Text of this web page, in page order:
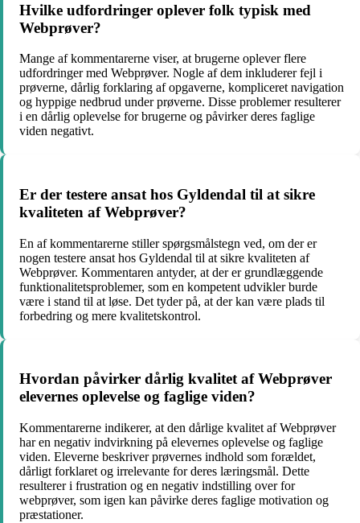
Hvilke udfordringer oplever folk typisk med
Webprøver?
Mange af kommentarerne viser, at brugerne oplever flere
udfordringer med Webprøver. Nogle af dem inkluderer fejl i
prøverne, dårlig forklaring af opgaverne, kompliceret navigation
og hyppige nedbrud under prøverne. Disse problemer resulterer
i en dårlig oplevelse for brugerne og påvirker deres faglige
viden negativt.
Er der testere ansat hos Gyldendal til at sikre
kvaliteten af Webprøver?
En af kommentarerne stiller spørgsmålstegn ved, om der er
nogen testere ansat hos Gyldendal til at sikre kvaliteten af
Webprøver. Kommentaren antyder, at der er grundlæggende
funktionalitetsproblemer, som en kompetent udvikler burde
være i stand til at løse. Det tyder på, at der kan være plads til
forbedring og mere kvalitetskontrol.
Hvordan påvirker dårlig kvalitet af Webprøver
elevernes oplevelse og faglige viden?
Kommentarerne indikerer, at den dårlige kvalitet af Webprøver
har en negativ indvirkning på elevernes oplevelse og faglige
viden. Eleverne beskriver prøvernes indhold som forældet,
dårligt forklaret og irrelevante for deres læringsmål. Dette
resulterer i frustration og en negativ indstilling over for
webprøver, som igen kan påvirke deres faglige motivation og
præstationer.